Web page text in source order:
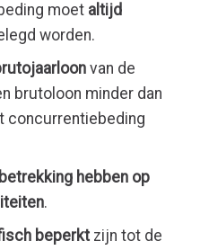
moet altijd
worden.
van de
brutoloon minder dan
concurrentiebeding
betrekking hebben op
.
beperkt zijn tot de